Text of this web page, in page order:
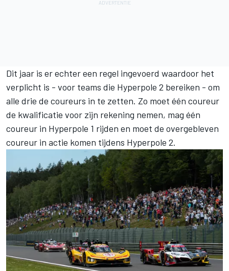
Dit jaar is er echter een regel ingevoerd waardoor het
verplicht is - voor teams die Hyperpole 2 bereiken - om
alle drie de coureurs in te zetten. Zo moet één coureur
de kwalificatie voor zijn rekening nemen, mag één
coureur in Hyperpole 1 rijden en moet de overgebleven
coureur in actie komen tijdens Hyperpole 2.